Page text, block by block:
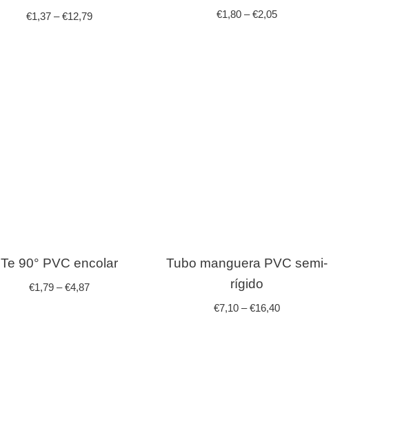
€1,37–€12,79 €1,80 –€2,05
Te 90° PVC encolar
€1,79–€4,87
Tubo manguera PVC semi-
rígido
€7,10 –€16,40